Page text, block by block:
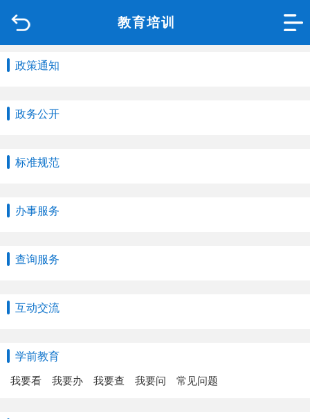
教育培训
品质城中
互动回应
数据专题
政策通知
政务公开
标准规范
办事服务
查询服务
互动交流
学前教育
我要看 我要办 我要查 我要问 常见问题